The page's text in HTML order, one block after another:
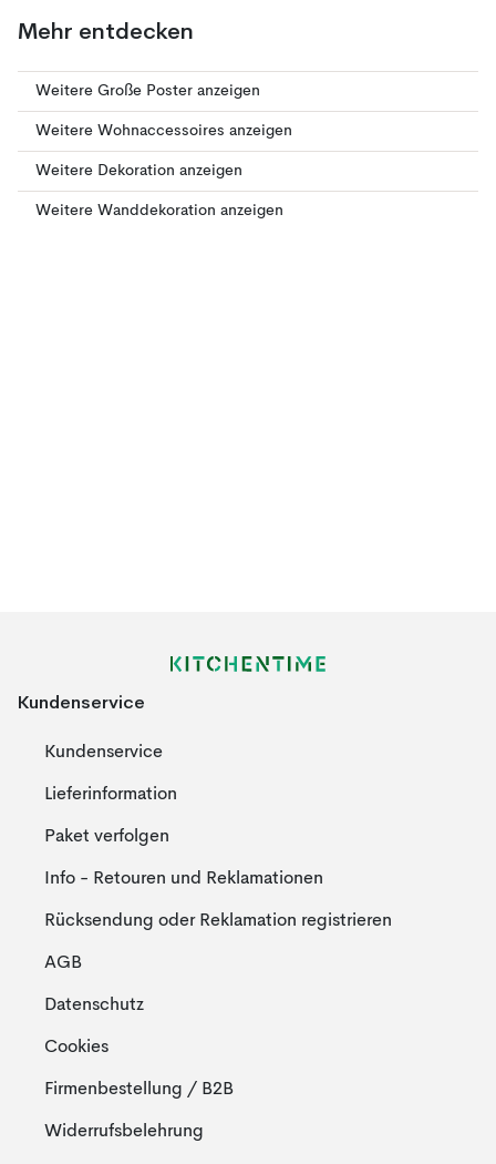
Mehr entdecken
Weitere Große Poster anzeigen
Weitere Wohnaccessoires anzeigen
Weitere Dekoration anzeigen
Weitere Wanddekoration anzeigen
Kundenservice
Kundenservice
Lieferinformation
Paket verfolgen
Info - Retouren und Reklamationen
Rücksendung oder Reklamation registrieren
AGB
Datenschutz
Cookies
Firmenbestellung / B2B
Widerrufsbelehrung